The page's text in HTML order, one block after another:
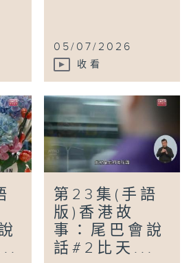
05/07/2026
收看
第23集(手語
版)香港故
事：尾巴會說
話#2比天...